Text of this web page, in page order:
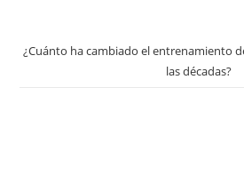
¿Cuánto ha cambiado el entrenamiento
las décadas?